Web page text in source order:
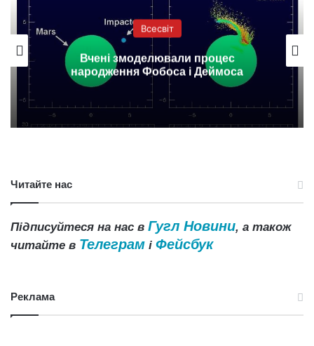
Всесвіт
Вчені змоделювали процес
народження Фобоса і Деймоса
Читайте нас
Підписуйтеся на нас в Гугл Новини, а також
читайте в Телеграм і Фейсбук
Реклама